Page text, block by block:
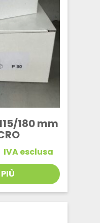
180 mm
IVA esclusa